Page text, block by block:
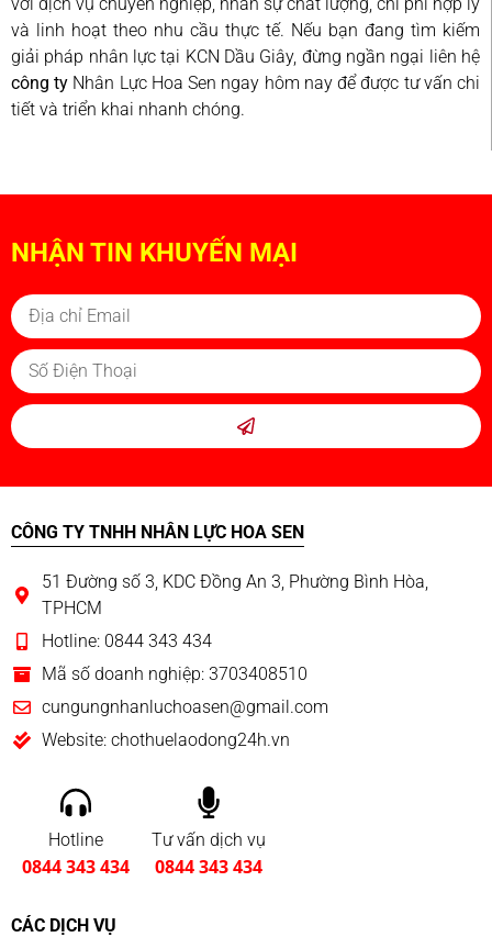
với dịch vụ chuyên nghiệp, nhân sự chất lượng, chi phí hợp lý
và linh hoạt theo nhu cầu thực tế. Nếu bạn đang tìm kiếm
giải pháp nhân lực tại KCN Dầu Giây, đừng ngần ngại liên hệ
công ty Nhân Lực Hoa Sen ngay hôm nay để được tư vấn chi
tiết và triển khai nhanh chóng.
NHẬN TIN KHUYẾN MẠI
CÔNG TY TNHH NHÂN LỰC HOA SEN
51 Đường số 3, KDC Đồng An 3, Phường Bình Hòa,
TPHCM
Hotline: 0844 343 434
Mã số doanh nghiệp: 3703408510
cungungnhanluchoasen@gmail.com
Website: chothuelaodong24h.vn
Hotline
0844 343 434
Tư vấn dịch vụ
0844 343 434
CÁC DỊCH VỤ